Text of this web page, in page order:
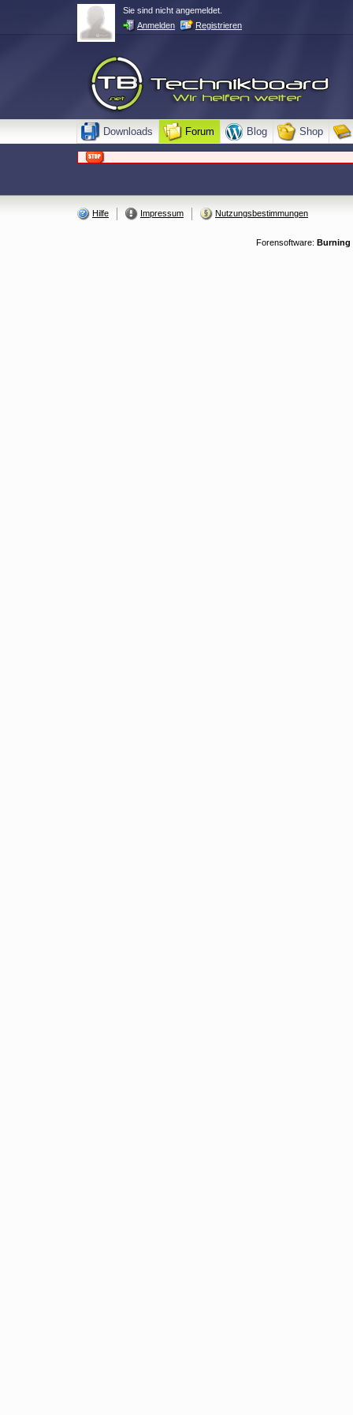
Sie sind nicht angemeldet.
Anmelden
Registrieren
Downloads Forum Blog Shop
Hilfe Impressum Nutzungsbestimmungen
Forensoftware: